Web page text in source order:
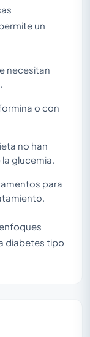
un
necesitan
o con
no han
glucemia.
para
diabetes tipo